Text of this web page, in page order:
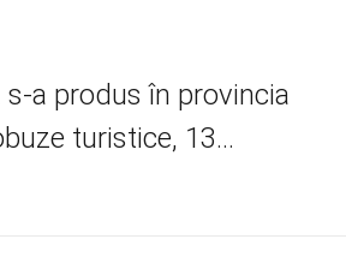
a produs în provincia
turistice, 13...